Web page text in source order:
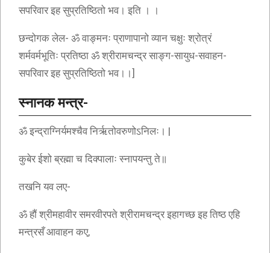
सपरिवार इह सुप्रतिष्ठितो भव। इति । ।
छन्दोगक लेल- ॐ वाङ्मनः प्राणापानो व्यान चक्षुः श्रोत्रं
शर्मवर्मभूतिः प्रतिष्ठा ॐ श्रीरामचन्द्र साङ्ग-सायुध-सवाहन-
सपरिवार इह सुप्रतिष्ठितो भव।।]
स्नानक मन्त्र-
ॐ इन्द्राग्निर्यमश्चैव निर्ऋतोवरुणोऽनिलः। |
कुबेर ईशो ब्रह्मा च दिक्पालाः स्नापयन्तु ते॥
तखनि यव लए-
ॐ हौं श्रीमहावीर समरवीरपते श्रीरामचन्द्र इहागच्छ इह तिष्ठ एहि
मन्त्रसँ आवाहन कए,